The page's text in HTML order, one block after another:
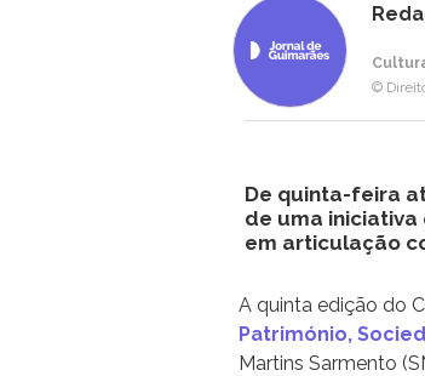
©
De quinta-feira
de uma iniciativa
em articulação
A quinta edição do
Património,
Martins Sarmento